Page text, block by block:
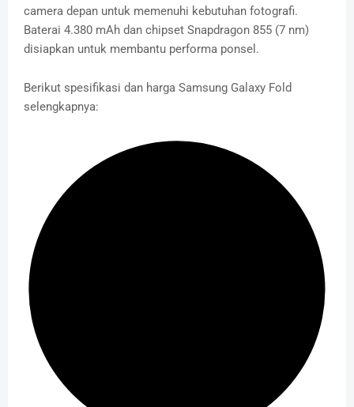
camera depan untuk memenuhi kebutuhan fotografi.
Baterai 4.380 mAh dan chipset Snapdragon 855 (7 nm)
disiapkan untuk membantu performa ponsel.
Berikut spesifikasi dan harga Samsung Galaxy Fold
selengkapnya: